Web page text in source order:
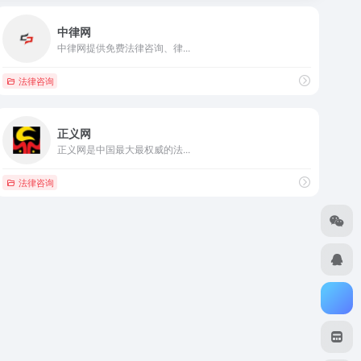
中律网
中律网提供免费法律咨询、律...
法律咨询
正义网
正义网是中国最大最权威的法...
法律咨询